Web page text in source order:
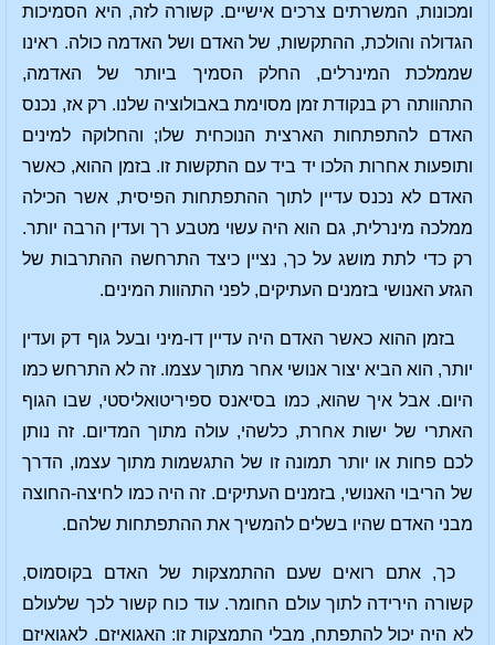
ומכונות, המשרתים צרכים אישיים. קשורה לזה, היא הסמיכות
הגדולה והולכת, ההתקשות, של האדם ושל האדמה כולה. ראינו
שממלכת המינרלים, החלק הסמיך ביותר של האדמה,
התהוותה רק בנקודת זמן מסוימת באבולוציה שלנו. רק אז, נכנס
האדם להתפתחות הארצית הנוכחית שלו; והחלוקה למינים
ותופעות אחרות הלכו יד ביד עם התקשות זו. בזמן ההוא, כאשר
האדם לא נכנס עדיין לתוך ההתפתחות הפיסית, אשר הכילה
ממלכה מינרלית, גם הוא היה עשוי מטבע רך ועדין הרבה יותר.
רק כדי לתת מושג על כך, נציין כיצד התרחשה ההתרבות של
הגזע האנושי בזמנים העתיקים, לפני התהוות המינים.
בזמן ההוא כאשר האדם היה עדיין דו-מיני ובעל גוף דק ועדין
יותר, הוא הביא יצור אנושי אחר מתוך עצמו. זה לא התרחש כמו
היום. אבל איך שהוא, כמו בסיאנס ספיריטואליסטי, שבו הגוף
האתרי של ישות אחרת, כלשהי, עולה מתוך המדיום. זה נותן
לכם פחות או יותר תמונה זו של התגשמות מתוך עצמו, הדרך
של הריבוי האנושי, בזמנים העתיקים. זה היה כמו לחיצה-החוצה
מבני האדם שהיו בשלים להמשיך את ההתפתחות שלהם.
כך, אתם רואים שעם ההתמצקות של האדם בקוסמוס,
קשורה הירידה לתוך עולם החומר. עוד כוח קשור לכך שלעולם
לא היה יכול להתפתח, מבלי התמצקות זו: האגואיזם. לאגואיזם